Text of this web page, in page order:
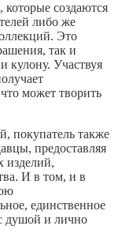
создаются
либо же
Это
так и
кулону. Участвуя
может творить
покупатель также
предоставляя
изделий,
И в том, и в
единственное
душой и лично